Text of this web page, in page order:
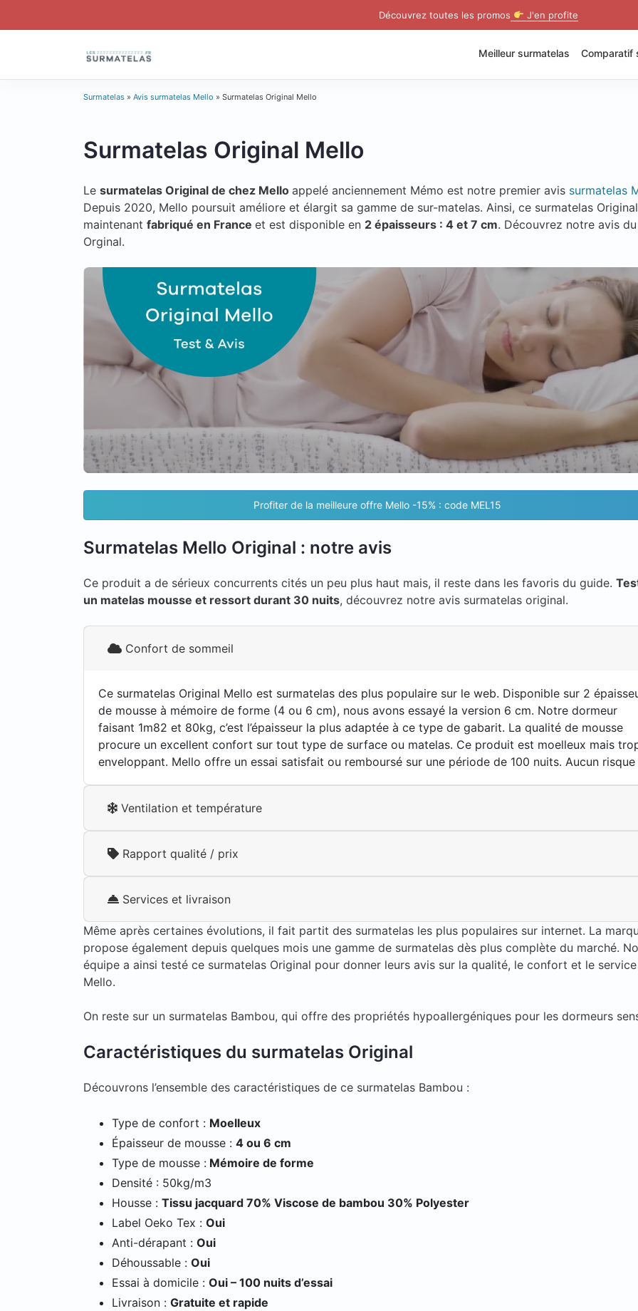
Découvrez toutes les promos J'en profite
Meilleur surmatelas Comparatif
Surmatelas » Avis surmatelas Mello » Surmatelas Original Mello
Surmatelas Original Mello
Le surmatelas Original de chez Mello appelé anciennement Mémo est notre premier avis surmatelas
Depuis 2020, Mello poursuit améliore et élargit sa gamme de sur-matelas. Ainsi, ce surmatelas
maintenant fabriqué en France et est disponible en 2 épaisseurs : 4 et 7 cm. Découvrez notre avis
Orginal.
Profiter de la meilleure offre Mello -15% : code MEL15
Surmatelas Mello Original : notre avis
Ce produit a de sérieux concurrents cités un peu plus haut mais, il reste dans les favoris du guide.
un matelas mousse et ressort durant 30 nuits, découvrez notre avis surmatelas original.
Confort de sommeil
Ce surmatelas Original Mello est surmatelas des plus populaire sur le web. Disponible sur 2
de mousse à mémoire de forme (4 ou 6 cm), nous avons essayé la version 6 cm. Notre dormeur
faisant 1m82 et 80kg, c’est l’épaisseur la plus adaptée à ce type de gabarit. La qualité de mousse
procure un excellent confort sur tout type de surface ou matelas. Ce produit est moelleux mais
enveloppant. Mello offre un essai satisfait ou remboursé sur une période de 100 nuits. Aucun risque
Ventilation et température
Rapport qualité / prix
Services et livraison
Même après certaines évolutions, il fait partit des surmatelas les plus populaires sur internet. La
propose également depuis quelques mois une gamme de surmatelas dès plus complète du marché.
équipe a ainsi testé ce surmatelas Original pour donner leurs avis sur la qualité, le confort et le service
Mello.
On reste sur un surmatelas Bambou, qui offre des propriétés hypoallergéniques pour les dormeurs
Caractéristiques du surmatelas Original
Découvrons l’ensemble des caractéristiques de ce surmatelas Bambou :
Type de confort : Moelleux
Épaisseur de mousse : 4 ou 6 cm
Type de mousse : Mémoire de forme
Densité : 50kg/m3
Housse : Tissu jacquard 70% Viscose de bambou 30% Polyester
Label Oeko Tex : Oui
Anti-dérapant : Oui
Déhoussable : Oui
Essai à domicile : Oui – 100 nuits d’essai
Livraison : Gratuite et rapide